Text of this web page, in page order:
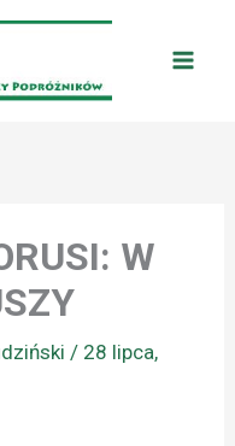
W
/ 28 lipca,